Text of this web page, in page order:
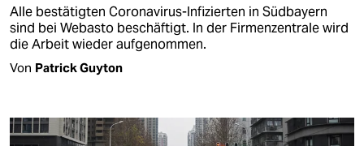
Alle bestätigten Coronavirus-Infizierten in Südbayern
sind bei Webasto beschäftigt. In der Firmenzentrale wird
die Arbeit wieder aufgenommen.
Von Patrick Guyton